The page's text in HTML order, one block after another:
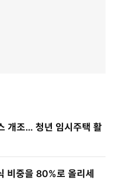
개조… 청년 임시주택 활
비중을 80%로 올리세